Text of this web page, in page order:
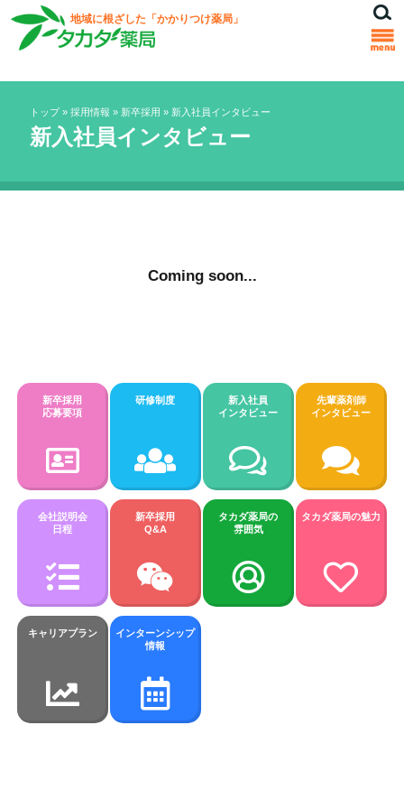
地域に根ざした「かかりつけ薬局」
トップ» 採用情報 » 新卒採用 » 新入社員インタビュー
新入社員インタビュー
Coming soon...
新卒採用
応募要項
研修制度
新入社員
インタビュー
先輩薬剤師
インタビュー
会社説明会
日程
新卒採用
Q&A
タカダ薬局の
雰囲気
タカダ薬局の魅力
キャリアプラン
インターンシップ
情報